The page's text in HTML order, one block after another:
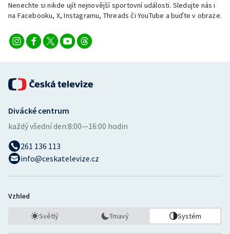
Nenechte si nikde ujít nejnovější sportovní události. Sledujte nás i
na Facebooku, X, Instagramu, Threads či YouTube a buďte v obraze.
Divácké centrum
každý všední den:8:00—16:00 hodin
261 136 113
info@ceskatelevize.cz
Vzhled
Světlý Tmavý Systém